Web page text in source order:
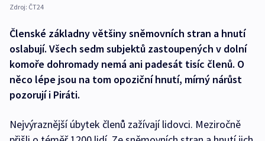
Zdroj: ČT24
Členské základny většiny sněmovních stran a hnutí
oslabují. Všech sedm subjektů zastoupených v dolní
komoře dohromady nemá ani padesát tisíc členů. O
něco lépe jsou na tom opoziční hnutí, mírný nárůst
pozorují i Piráti.
Nejvýraznější úbytek členů zažívají lidovci. Meziročně